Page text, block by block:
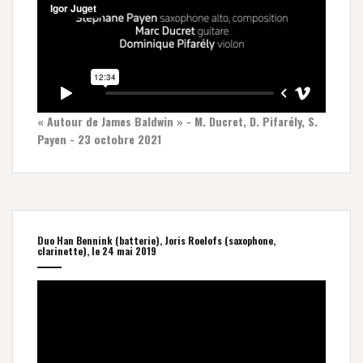
« Autour de James Baldwin » - M. Ducret, D. Pifarély, S.
Payen - 23 octobre 2021
Duo Han Bennink (batterie), Joris Roelofs (saxophone,
clarinette), le 24 mai 2019